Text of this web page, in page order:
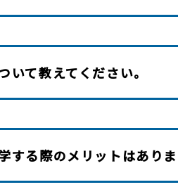
いて教えてください。
する際のメリットはありま